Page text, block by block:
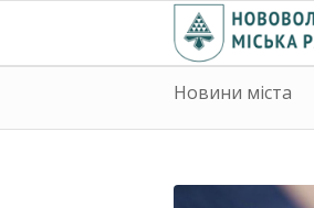
Новини міста